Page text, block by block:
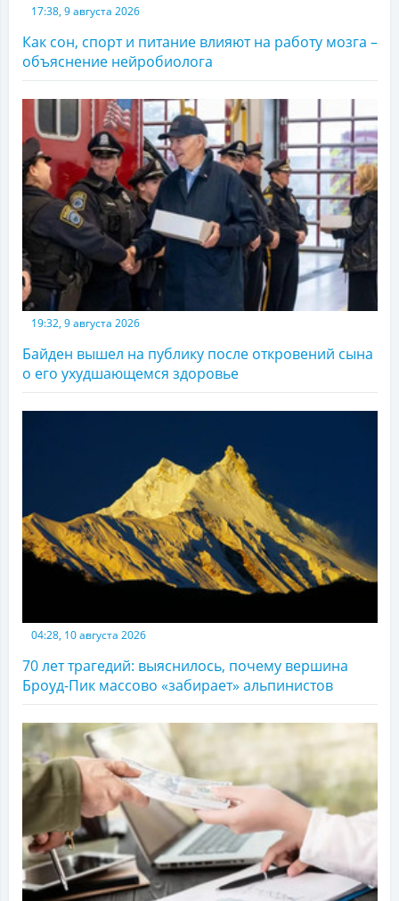
17:38, 9 августа 2026
Как сон, спорт и питание влияют на работу мозга –
объяснение нейробиолога
19:32, 9 августа 2026
Байден вышел на публику после откровений сына
о его ухудшающемся здоровье
04:28, 10 августа 2026
70 лет трагедий: выяснилось, почему вершина
Броуд-Пик массово «забирает» альпинистов